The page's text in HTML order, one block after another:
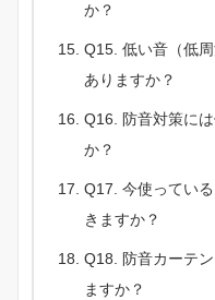
か？
Q15. 低い音（低
ありますか？
Q16. 防音対策に
か？
Q17. 今使ってい
きますか？
Q18. 防音カーテ
ますか？